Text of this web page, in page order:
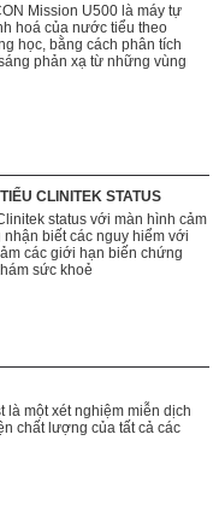
Mission U500 là máy tự
hoá của nước tiểu theo
học, bằng cách phân tích
phản xạ từ những vùng
CLINITEK STATUS
status với màn hình cảm
biết các nguy hiểm với
các giới hạn biến chứng
sức khoẻ
là một xét nghiệm miễn dịch
chất lượng của tất cả các